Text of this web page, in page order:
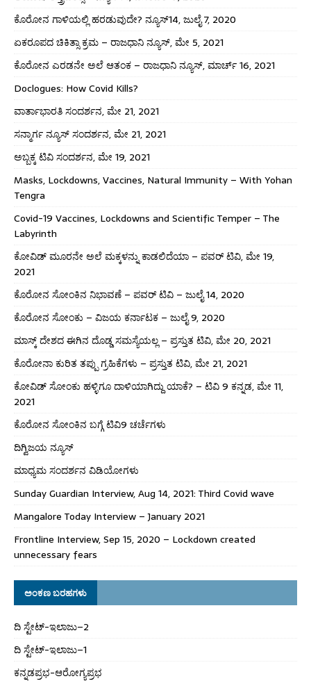
ಕೊರೋನ ಗಾಳಿಯಲ್ಲಿ ಹರಡುವುದೇ? ನ್ಯೂಸ್14, ಜುಲೈ 7, 2020
ಏಕರೂಪದ ಚಿಕಿತ್ಸಾ ಕ್ರಮ – ರಾಜಧಾನಿ ನ್ಯೂಸ್, ಮೇ 5, 2021
ಕೊರೋನ ಎರಡನೇ ಅಲೆ ಆತಂಕ – ರಾಜಧಾನಿ ನ್ಯೂಸ್, ಮಾರ್ಚ್ 16, 2021
Doclogues: How Covid Kills?
ವಾರ್ತಾಭಾರತಿ ಸಂದರ್ಶನ, ಮೇ 21, 2021
ಸನ್ಮಾರ್ಗ ನ್ಯೂಸ್ ಸಂದರ್ಶನ, ಮೇ 21, 2021
ಅಬ್ಬಕ್ಕ ಟಿವಿ ಸಂದರ್ಶನ, ಮೇ 19, 2021
Masks, Lockdowns, Vaccines, Natural Immunity – With Yohan
Tengra
Covid-19 Vaccines, Lockdowns and Scientific Temper – The
Labyrinth
ಕೋವಿಡ್ ಮೂರನೇ ಅಲೆ ಮಕ್ಕಳನ್ನು ಕಾಡಲಿದೆಯಾ – ಪವರ್ ಟಿವಿ, ಮೇ 19,
2021
ಕೊರೋನ ಸೋಂಕಿನ ನಿಭಾವಣೆ – ಪವರ್ ಟಿವಿ – ಜುಲೈ 14, 2020
ಕೊರೋನ ಸೋಂಕು – ವಿಜಯ ಕರ್ನಾಟಕ – ಜುಲೈ 9, 2020
ಮಾಸ್ಕ್ ದೇಶದ ಈಗಿನ ದೊಡ್ಡ ಸಮಸ್ಯೆಯಲ್ಲ – ಪ್ರಸ್ತುತ ಟಿವಿ, ಮೇ 20, 2021
ಕೊರೋನಾ ಕುರಿತ ತಪ್ಪು ಗ್ರಹಿಕೆಗಳು – ಪ್ರಸ್ತುತ ಟಿವಿ, ಮೇ 21, 2021
ಕೋವಿಡ್ ಸೋಂಕು ಹಳ್ಳಿಗೂ ದಾಳಿಯಾಗಿದ್ದು ಯಾಕೆ? – ಟಿವಿ 9 ಕನ್ನಡ, ಮೇ 11,
2021
ಕೊರೋನ ಸೋಂಕಿನ ಬಗ್ಗೆ ಟಿವಿ9 ಚರ್ಚೆಗಳು
ದಿಗ್ವಿಜಯ ನ್ಯೂಸ್
ಮಾಧ್ಯಮ ಸಂದರ್ಶನ ವಿಡಿಯೋಗಳು
Sunday Guardian Interview, Aug 14, 2021: Third Covid wave
Mangalore Today Interview – January 2021
Frontline Interview, Sep 15, 2020 – Lockdown created
unnecessary fears
ಅಂಕಣ ಬರಹಗಳು
ದಿ ಸ್ಟೇಟ್‌-ಇಲಾಜು–2
ದಿ ಸ್ಟೇಟ್‌-ಇಲಾಜು–1
ಕನ್ನಡಪ್ರಭ-ಆರೋಗ್ಯಪ್ರಭ